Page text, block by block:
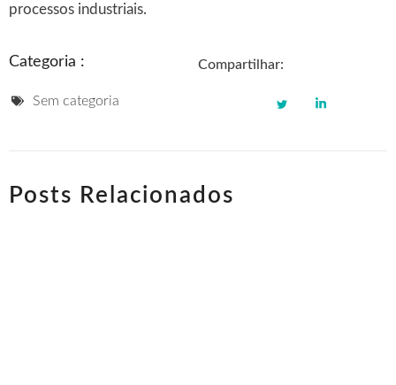
processos industriais.
Categoria :
Sem categoria
Compartilhar:
Posts Relacionados